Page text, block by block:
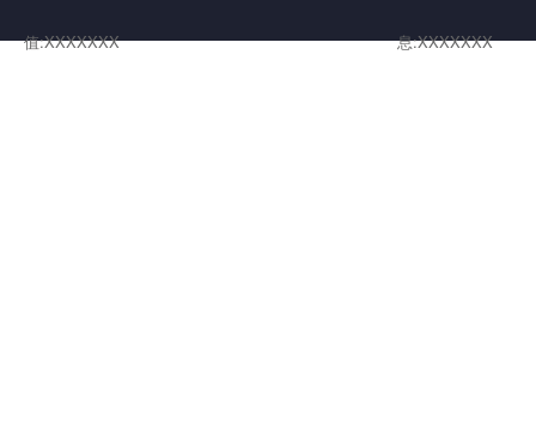
值:XXXXXXX 息:XXXXXXX